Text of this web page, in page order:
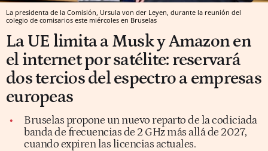
La presidenta de la Comisión, Ursula von der Leyen, durante la reunión del
colegio de comisarios este miércoles en Bruselas
La UE limita a Musk y Amazon en
el internet por satélite: reservará
dos tercios del espectro a empresas
europeas
Bruselas propone un nuevo reparto de la codiciada
banda de frecuencias de 2 GHz más allá de 2027,
cuando expiren las licencias actuales.